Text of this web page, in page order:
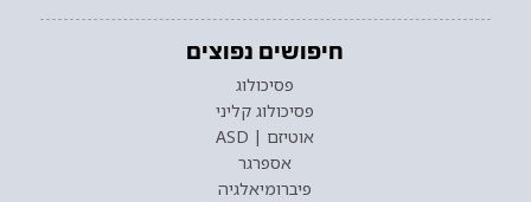
חיפושים נפוצים
פסיכולוג
פסיכולוג קליני
אוטיזם | ASD
אספרגר
פיברומיאלגיה